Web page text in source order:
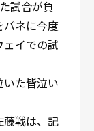
試合が負
ネに今度
イでの試
いた皆泣い
藤戦は、記